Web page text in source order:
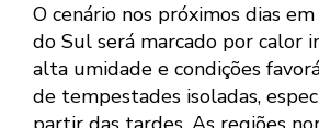
O cenário nos próximos dias
do Sul será marcado por calor
alta umidade e condições
de tempestades isoladas,